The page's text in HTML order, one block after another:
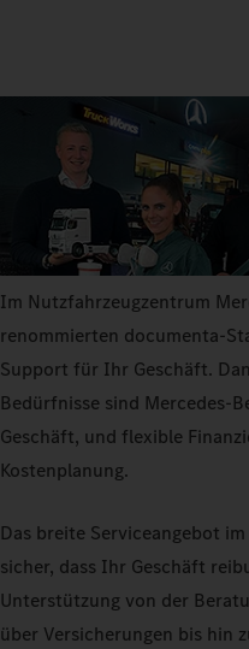
Im Nutzfahrzeugzentrum
renommierten documenta-
Support für Ihr Geschäft.
Bedürfnisse sind Mercedes-
Geschäft, und flexible
Kostenplanung.
Das breite Serviceangebot
sicher, dass Ihr Geschäft
Unterstützung von der
über Versicherungen bis hin